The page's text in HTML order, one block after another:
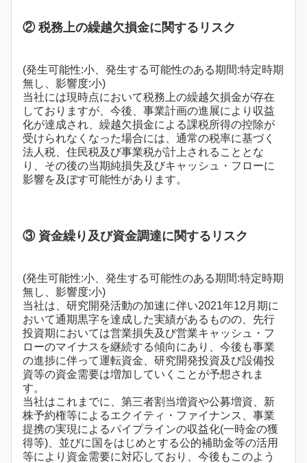
② 税務上の繰越欠損金に関するリスク
(発生可能性:小、発生する可能性のある期間:特定時期
無し、影響度:小)
当社には現時点において税務上の繰越欠損金が存在
しておりますが、今後、事業計画の進展により収益
化が達成され、繰越欠損金による課税所得の控除が
受けられなくなった場合には、通常の税率に基づく
法人税、住民税及び事業税が計上されることとな
り、その後の当期純損失及びキャッシュ・フローに
影響を及ぼす可能性があります。
③ 資金繰り及び資金調達に関するリスク
(発生可能性:小、発生する可能性のある期間:特定時期
無し、影響度:小)
当社は、研究開発活動の加速に伴い2021年12月期に
おいて通期黒字を達成した実績があるものの、先行
投資期においては営業損失及び営業キャッシュ・フ
ローのマイナスを継続する傾向にあり、今後も事業
の進捗に伴って運転資金、研究開発投資及び設備投
資等の資金需要は増加していくことが予想されま
す。
当社はこれまでに、第三者割当増資や公募増資、新
株予約権等によるエクイティ・ファイナンス、事業
提携の実現によるパイプラインの収益化(一時金の獲
得等)、並びに国をはじめとする公的補助金等の活用
等により資金需要に対応しており、今後もこのよう